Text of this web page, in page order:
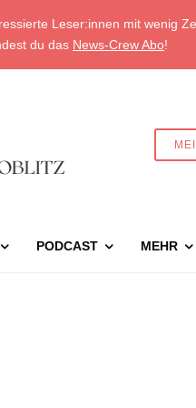
Leser:innen mit wenig
du das News-Crew Abo!
PODCAST MEHR